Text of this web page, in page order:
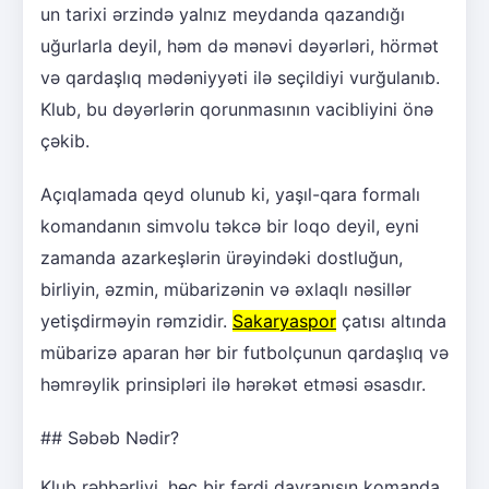
un tarixi ərzində yalnız meydanda qazandığı
uğurlarla deyil, həm də mənəvi dəyərləri, hörmət
və qardaşlıq mədəniyyəti ilə seçildiyi vurğulanıb.
Klub, bu dəyərlərin qorunmasının vacibliyini önə
çəkib.
Açıqlamada qeyd olunub ki, yaşıl-qara formalı
komandanın simvolu təkcə bir loqo deyil, eyni
zamanda azarkeşlərin ürəyindəki dostluğun,
birliyin, əzmin, mübarizənin və əxlaqlı nəsillər
yetişdirməyin rəmzidir. Sakaryaspor çatısı altında
mübarizə aparan hər bir futbolçunun qardaşlıq və
həmrəylik prinsipləri ilə hərəkət etməsi əsasdır.
## Səbəb Nədir?